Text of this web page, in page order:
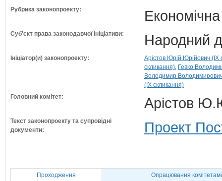
Рубрика законопроекту:
Суб'єкт права законодавчої ініціативи: Народний
Ініціатор(и) законопроекту:
Арістов Юрій Юрійович (IX
скликання) Гевко
Володимир
(IX скликання)
Головний комітет:
Арістов
Текст законопроекту та супровідні
документи:
Проект
Проходження Опрацювання